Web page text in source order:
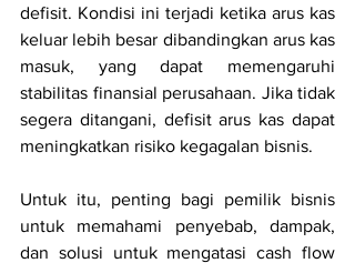
defisit. Kondisi ini terjadi ketika arus kas
keluar lebih besar dibandingkan arus kas
masuk, yang dapat memengaruhi
stabilitas finansial perusahaan. Jika tidak
segera ditangani, defisit arus kas dapat
meningkatkan risiko kegagalan bisnis.
Untuk itu, penting bagi pemilik bisnis
untuk memahami penyebab, dampak,
dan solusi untuk mengatasi cash flow